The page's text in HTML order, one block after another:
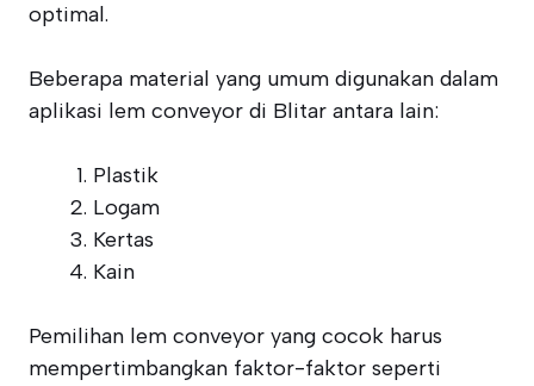
optimal.
Beberapa material yang umum digunakan dalam
aplikasi lem conveyor di Blitar antara lain:
Plastik
Logam
Kertas
Kain
Pemilihan lem conveyor yang cocok harus
mempertimbangkan faktor-faktor seperti